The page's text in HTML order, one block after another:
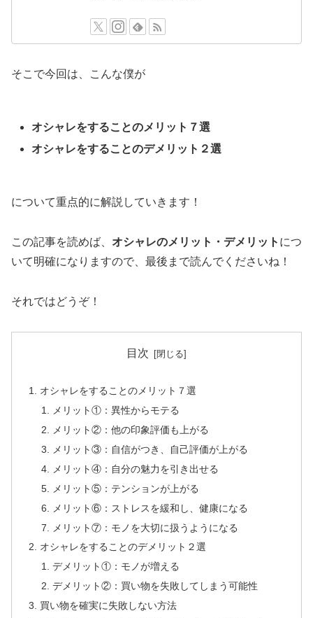
そこで今回は、こんな僕が
オシャレをすることのメリット７選
オシャレをすることのデメリット２選
について重点的に解説していきます！
この記事を読めば、 オシャレのメリット・デメリット につ
いて明確になりますので、最後まで読んでくださいね！
それではどうぞ！
目次
オシャレをすることのメリット７選
メリット①：異性からモテる
メリット②：他の印象評価も上がる
メリット③：自信がつき、自己評価が上がる
メリット④：自分の魅力を引き出せる
メリット⑤：テンションが上がる
メリット⑥：ストレスを緩和し、健康になる
メリット⑦：モノを大切に扱うようになる
オシャレをすることのデメリット２選
デメリット①：モノが増える
デメリット②：買い物を失敗してしまう可能性
買い物を確実に失敗しない方法